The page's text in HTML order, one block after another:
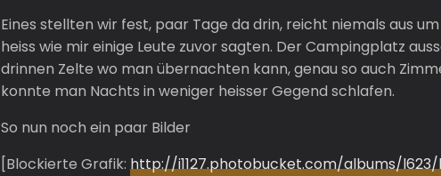
Eines stellten wir fest, paar Tage da drin, reicht niemals aus
heiss wie mir einige Leute zuvor sagten. Der Campingplatz
drinnen Zelte wo man übernachten kann, genau so auch
konnte man Nachts in weniger heisser Gegend schlafen.
So nun noch ein paar Bilder
[Blockierte Grafik: http://i1127.photobucket.com/albums/l623/